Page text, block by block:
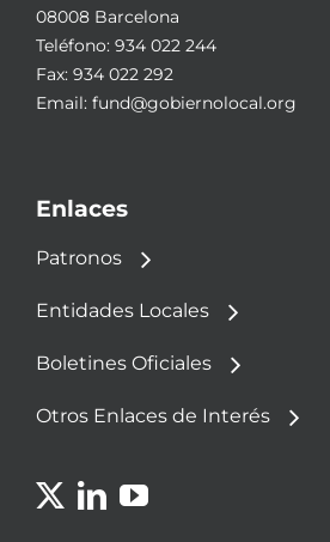
08008 Barcelona
Teléfono: 934 022 244
Fax: 934 022 292
Email: fund@gobiernolocal.org
Enlaces
Patronos
Entidades Locales
Boletines Oficiales
Otros Enlaces de Interés